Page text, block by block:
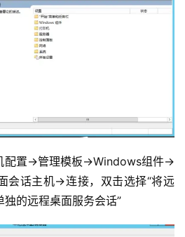
配置→管理模板→Windows组件→
会话主机→连接，双击选择“将远
的远程桌面服务会话”